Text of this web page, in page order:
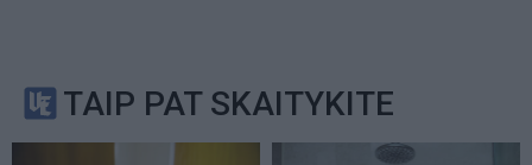
TAIP PAT SKAITYKITE